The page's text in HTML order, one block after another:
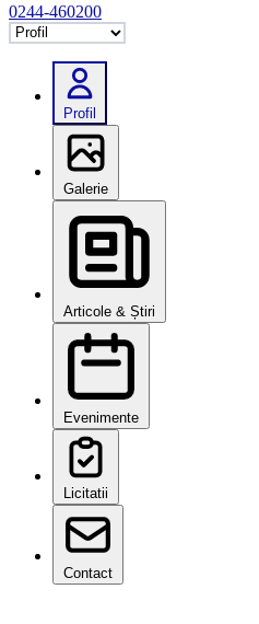
0244-460200
Selectează tab
Profil
Galerie
Articole & Știri
Evenimente
Licitatii
Contact